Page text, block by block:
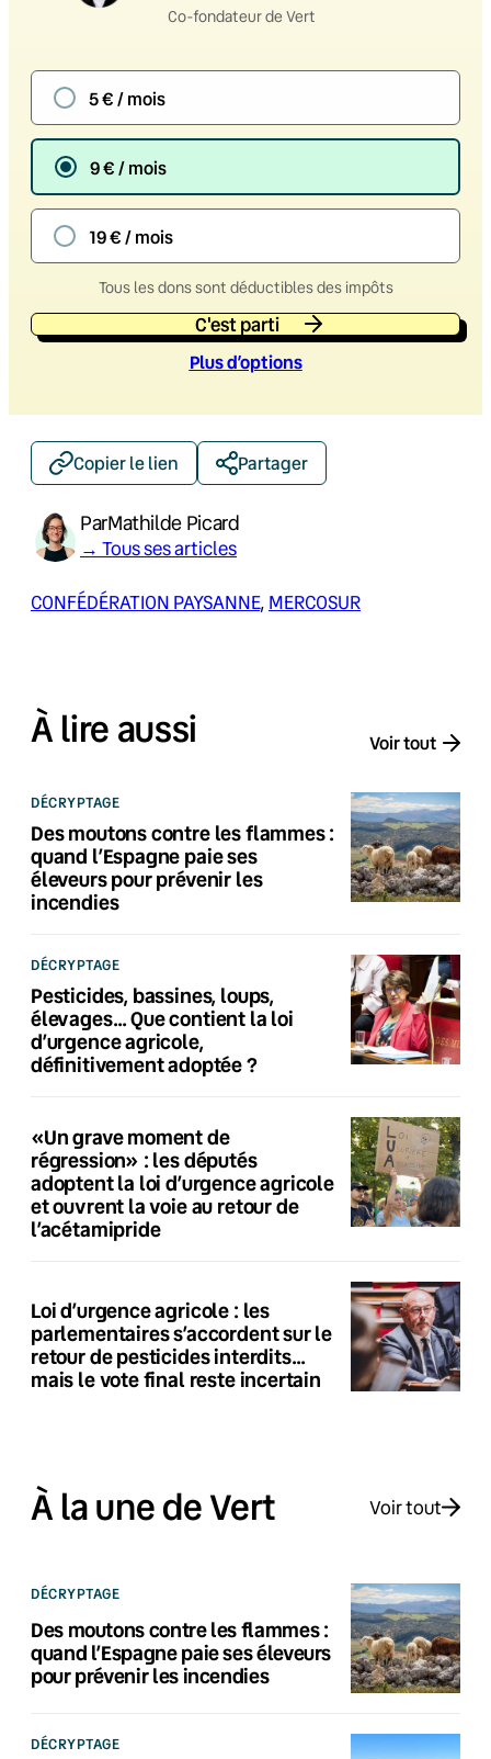
Co-fondateur de Vert
5 € / mois
9 € / mois
19 € / mois
Tous les dons sont déductibles des impôts
C'est parti
Plus d’options
Copier le lien Partager
ParMathilde Picard
→ Tous ses articles
CONFÉDÉRATION PAYSANNE, MERCOSUR
À lire aussi Voir tout
DÉCRYPTAGE
Des moutons contre les flammes :
quand l’Espagne paie ses
éleveurs pour prévenir les
incendies
DÉCRYPTAGE
Pesticides, bassines, loups,
élevages… Que contient la loi
d’urgence agricole,
définitivement adoptée ?
«Un grave moment de
régression» : les députés
adoptent la loi d’urgence agricole
et ouvrent la voie au retour de
l’acétamipride
Loi d’urgence agricole : les
parlementaires s’accordent sur le
retour de pesticides interdits…
mais le vote final reste incertain
À la une de Vert Voir tout
DÉCRYPTAGE
Des moutons contre les flammes :
quand l’Espagne paie ses éleveurs
pour prévenir les incendies
DÉCRYPTAGE